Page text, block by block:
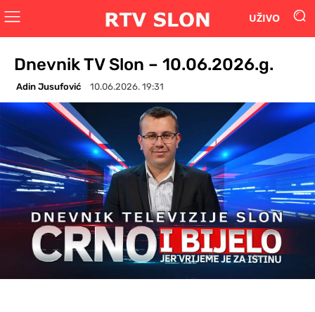
UŽIVO
Dnevnik TV Slon – 10.06.2026.g.
Adin Jusufović 10.06.2026. 19:31